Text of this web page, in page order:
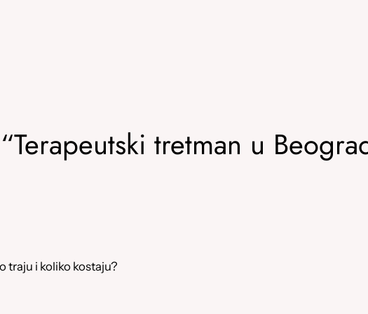
tretman u
traju i koliko kostaju?